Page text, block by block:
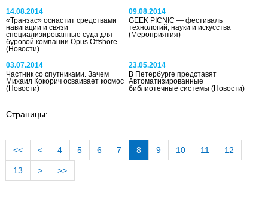
14.08.2014
«Транзас» оснастит средствами
навигации и связи
специализированные суда для
буровой компании Opus Offshore
(Новости)
09.08.2014
GEEK PICNIC — фестиваль
технологий, науки и искусства
(Мероприятия)
03.07.2014
Частник со спутниками. Зачем
Михаил Кокорич осваивает космос
(Новости)
23.05.2014
В Петербурге представят
Автоматизированные
библиотечные системы(Новости)
Страницы:
<< < 4 5 6 7 8 9 10 11 12
13 > >>